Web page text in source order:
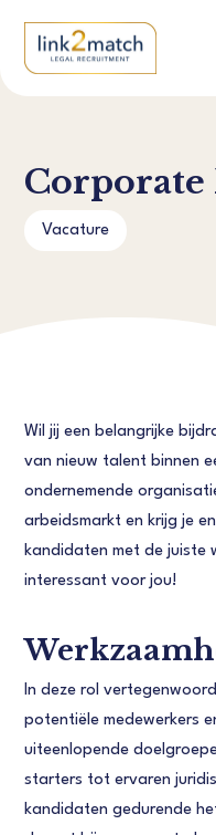
Vacature
Wil jij een belangrijke
van nieuw talent binnen
ondernemende
arbeidsmarkt en krijg je
kandidaten met de juiste
interessant voor jou!
In deze rol
potentiële medewerkers
uiteenlopende
starters tot ervaren
kandidaten gedurende